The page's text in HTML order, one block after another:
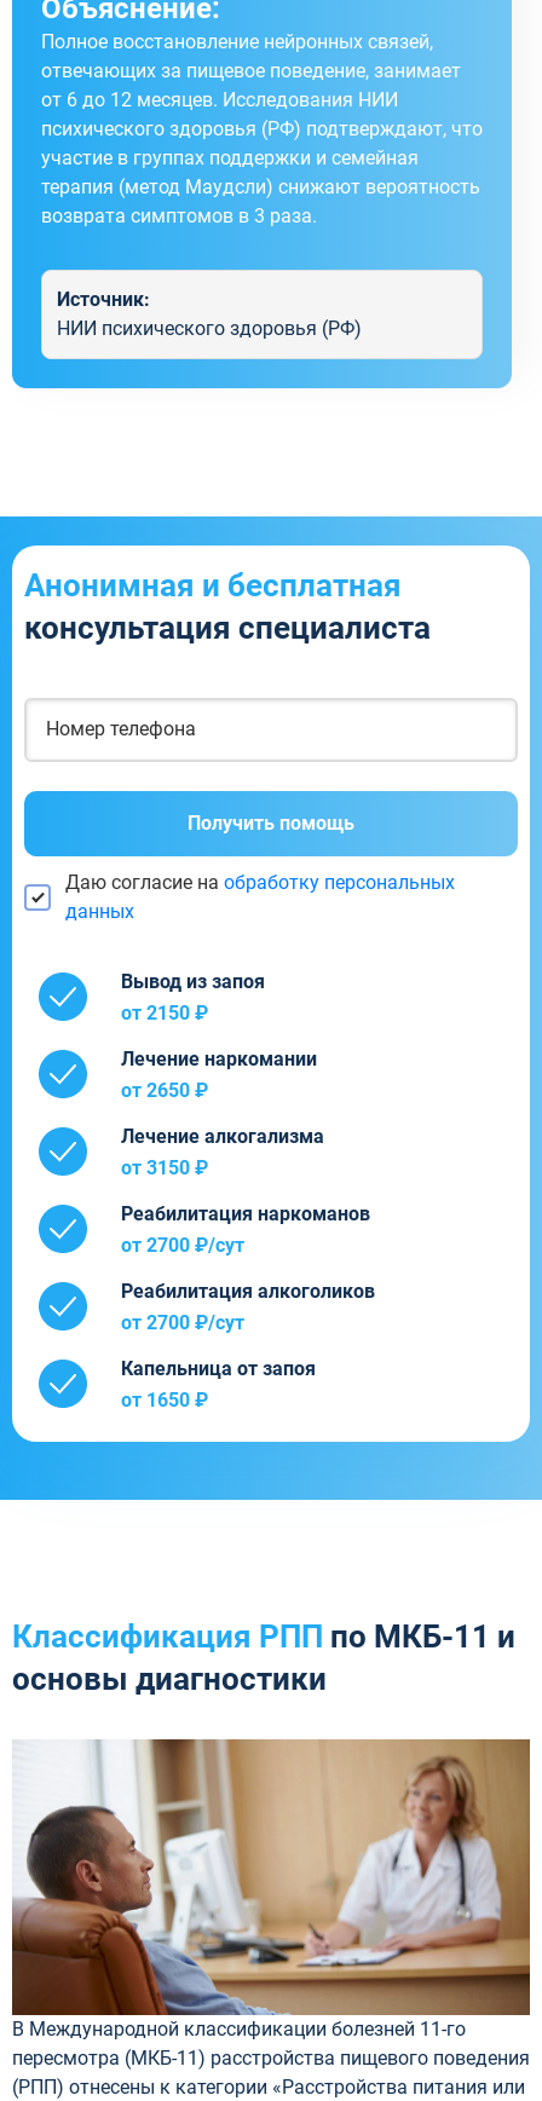
Объяснение:
Полное восстановление нейронных связей,
отвечающих за пищевое поведение, занимает
от 6 до 12 месяцев. Исследования НИИ
психического здоровья (РФ) подтверждают, что
участие в группах поддержки и семейная
терапия (метод Маудсли) снижают вероятность
возврата симптомов в 3 раза.
Источник:
НИИ психического здоровья (РФ)
Анонимная и бесплатная
консультация специалиста
Получить помощь
Даю согласие на обработку персональных
данных
Вывод из запоя
от 2150 ₽
Лечение наркомании
от 2650 ₽
Лечение алкогализма
от 3150 ₽
Реабилитация наркоманов
от 2700 ₽/cут
Реабилитация алкоголиков
от 2700 ₽/cут
Капельница от запоя
от 1650 ₽
Классификация РПП по МКБ-11 и
основы диагностики
В Международной классификации болезней 11-го
пересмотра (МКБ-11) расстройства пищевого поведения
(РПП) отнесены к категории «Расстройства питания или